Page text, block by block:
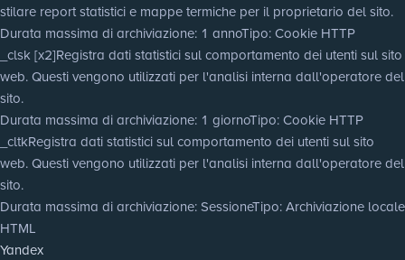
stilare report statistici e mappe termiche per il proprietario del sito.
Durata massima di archiviazione: 1 annoTipo: Cookie HTTP
_clsk [x2]Registra dati statistici sul comportamento dei utenti sul sito
web. Questi vengono utilizzati per l'analisi interna dall'operatore del
sito.
Durata massima di archiviazione: 1 giornoTipo: Cookie HTTP
_cltkRegistra dati statistici sul comportamento dei utenti sul sito
web. Questi vengono utilizzati per l'analisi interna dall'operatore del
sito.
Durata massima di archiviazione: SessioneTipo: Archiviazione locale
HTML
Yandex